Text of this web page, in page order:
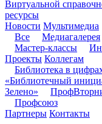
Виртуальной
ресурсы
Новости Мультимедиа
Все
Медиагалерея
Мастер-классы
Проекты Коллегам
Библиотека в
«Библиотечный
Зелено»
Профсоюз
Партнеры Контакты